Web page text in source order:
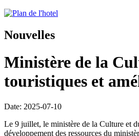
Nouvelles
Ministère de la
touristiques et
Date: 2025-07-10
Le 9 juillet, le ministère de la Culture et
développement des ressources du